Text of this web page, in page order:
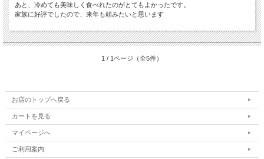
あと、冷めても美味しく食べれたのがとてもよかったです。
家族に好評でしたので、来年も頼みたいと思います
1 / 1ページ（全5件）
お店のトップへ戻る
カートを見る
マイページへ
ご利用案内